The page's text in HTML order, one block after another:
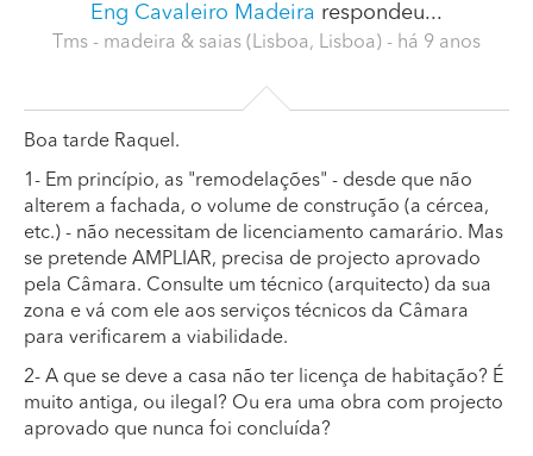
Eng Cavaleiro Madeira respondeu...
Tms - madeira & saias (Lisboa, Lisboa) - há 9 anos
Boa tarde Raquel.
1- Em princípio, as "remodelações" - desde que não
alterem a fachada, o volume de construção (a cércea,
etc.) - não necessitam de licenciamento camarário. Mas
se pretende AMPLIAR, precisa de projecto aprovado
pela Câmara. Consulte um técnico (arquitecto) da sua
zona e vá com ele aos serviços técnicos da Câmara
para verificarem a viabilidade.
2- A que se deve a casa não ter licença de habitação? É
muito antiga, ou ilegal? Ou era uma obra com projecto
aprovado que nunca foi concluída?